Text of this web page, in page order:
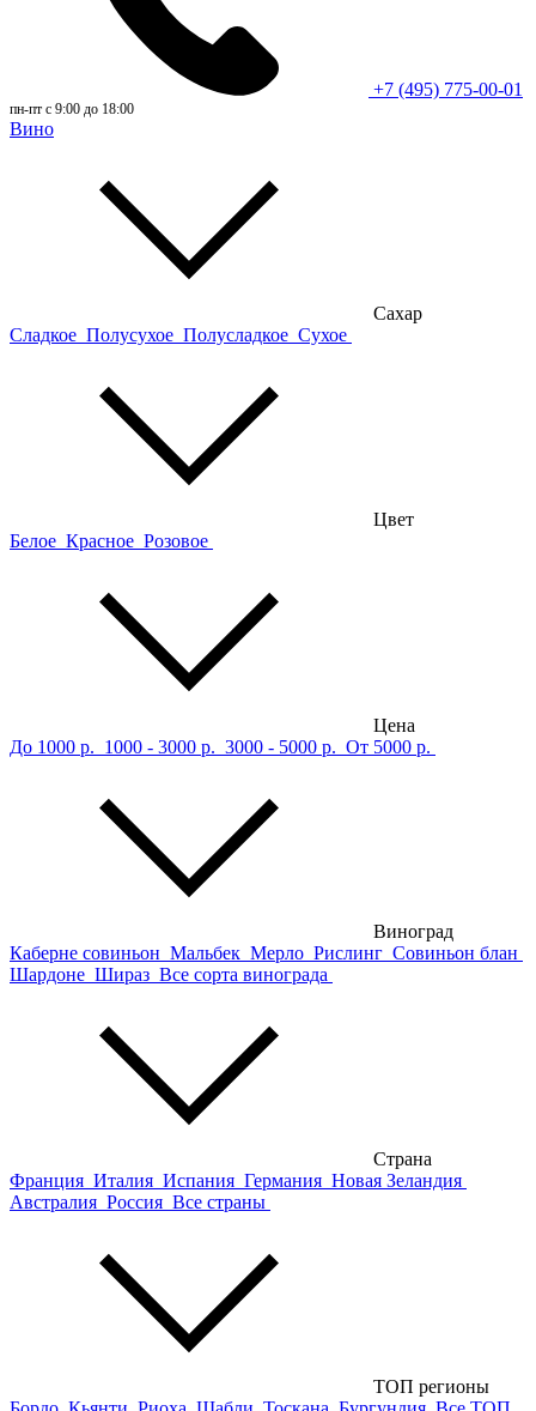
+7 (495) 775-00-01
пн-пт с 9:00 до 18:00
Вино
Сахар
Сладкое Полусухое Полусладкое Сухое
Цвет
Белое Красное Розовое
Цена
До 1000 р. 1000 - 3000 р. 3000 - 5000 р. От 5000 р.
Виноград
Каберне совиньон Мальбек Мерло Рислинг Совиньон блан
Шардоне Шираз Все сорта винограда
Страна
Франция Италия Испания Германия Новая Зеландия
Австралия Россия Все страны
ТОП регионы